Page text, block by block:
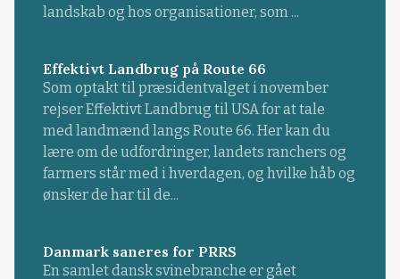
landskab og hos organisationer, som ...
Effektivt Landbrug på Route 66
Som optakt til præsidentvalget i november
rejser Effektivt Landbrug til USA for at tale
med landmænd langs Route 66. Her kan du
lære om de udfordringer, landets ranchers og
farmers står med i hverdagen, og hvilke håb og
ønsker de har til de...
Danmark saneres for PRRS
En samlet dansk svinebranche er gået